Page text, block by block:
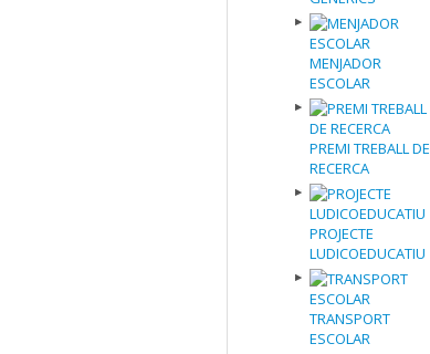
MENJADOR
ESCOLAR
PREMI TREBALL DE
RECERCA
PROJECTE
LUDICOEDUCATIU
TRANSPORT
ESCOLAR